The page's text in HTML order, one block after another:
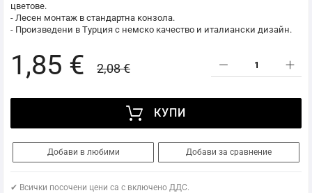
цветове.
- Лесен монтаж в стандартна конзола.
- Произведени в Турция с немско качество и италиански дизайн.
1,85 € 2,08 €
КУПИ
Добави в любими Добави за сравнение
✔ Всички посочени цени са с включено ДДС.